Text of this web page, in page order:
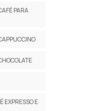
PARA
EXPRESSO E